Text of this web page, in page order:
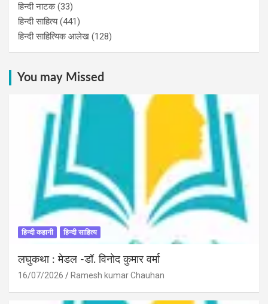
हिन्‍दी नाटक(33)
हिन्दी साहित्य(441)
हिन्दी साहित्यिक आलेख (128)
You may Missed
हिन्दी कहानी हिन्दी साहित्य
लघुकथा : मेडल -डॉ. विनोद कुमार वर्मा
16/07/2026 Ramesh kumar Chauhan